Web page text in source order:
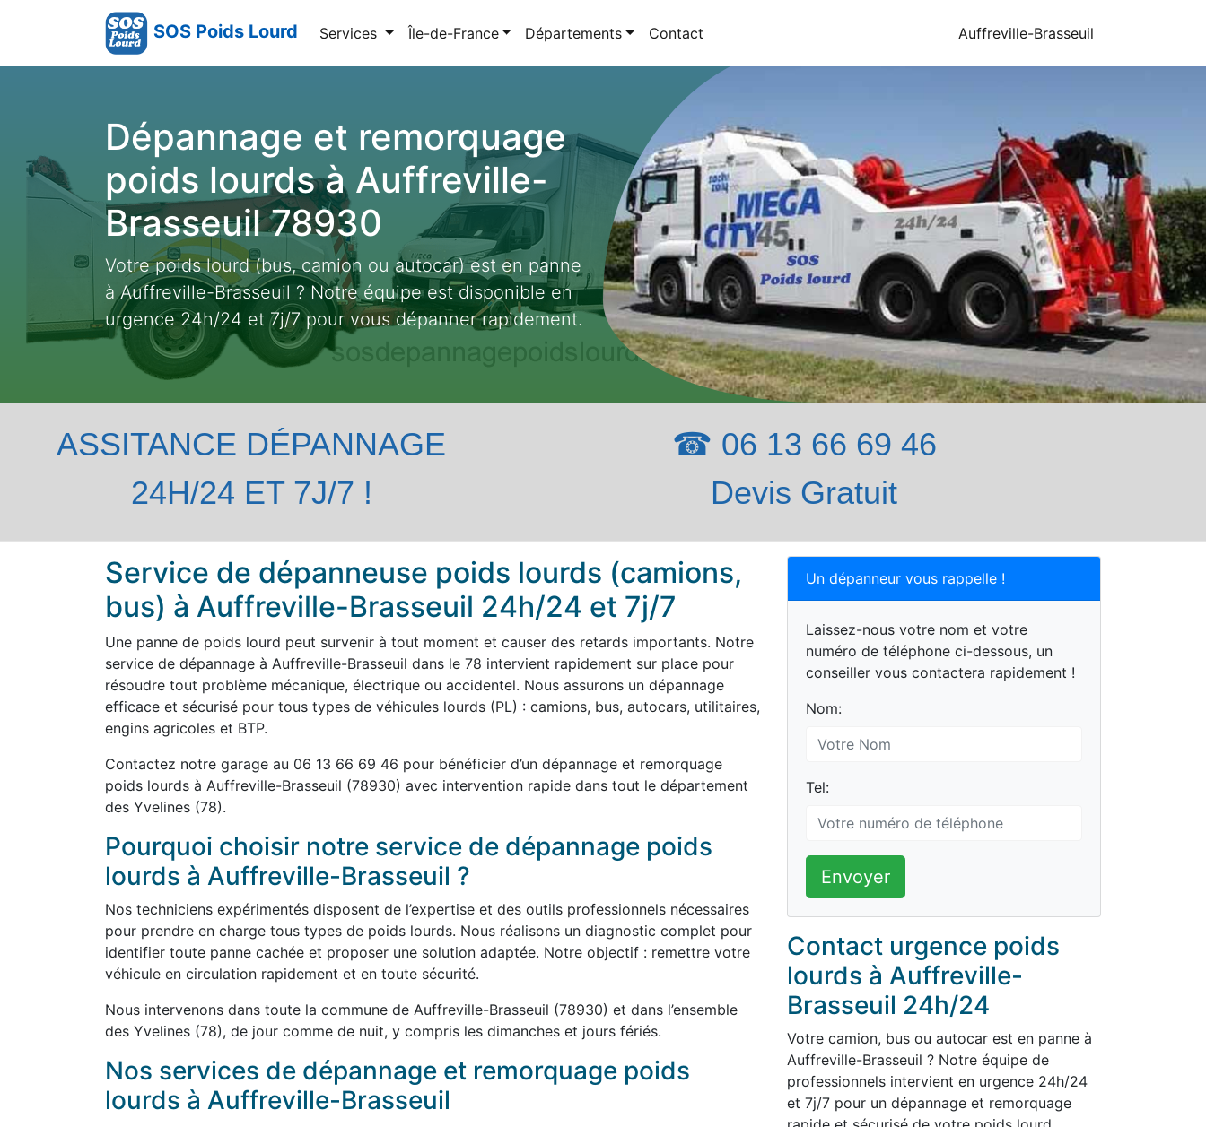
SOS Poids Lourd Services Île-de-France Départements Contact Auffreville-Brasseuil
Dépannage et remorquage
poids lourds à Auffreville-
Brasseuil 78930
Votre poids lourd (bus, camion ou autocar) est en panne
à Auffreville-Brasseuil ? Notre équipe est disponible en
urgence 24h/24 et 7j/7 pour vous dépanner rapidement.
ASSITANCE DÉPANNAGE
24H/24 ET 7J/7 !
☎ 06 13 66 69 46
Devis Gratuit
Service de dépanneuse poids lourds (camions,
bus) à Auffreville-Brasseuil 24h/24 et 7j/7
Une panne de poids lourd peut survenir à tout moment et causer des retards importants. Notre
service de dépannage à Auffreville-Brasseuil dans le 78 intervient rapidement sur place pour
résoudre tout problème mécanique, électrique ou accidentel. Nous assurons un dépannage
efficace et sécurisé pour tous types de véhicules lourds (PL) : camions, bus, autocars, utilitaires,
engins agricoles et BTP.
Contactez notre garage au 06 13 66 69 46 pour bénéficier d’un dépannage et remorquage
poids lourds à Auffreville-Brasseuil (78930) avec intervention rapide dans tout le département
des Yvelines (78).
Pourquoi choisir notre service de dépannage poids
lourds à Auffreville-Brasseuil ?
Nos techniciens expérimentés disposent de l’expertise et des outils professionnels nécessaires
pour prendre en charge tous types de poids lourds. Nous réalisons un diagnostic complet pour
identifier toute panne cachée et proposer une solution adaptée. Notre objectif : remettre votre
véhicule en circulation rapidement et en toute sécurité.
Nous intervenons dans toute la commune de Auffreville-Brasseuil (78930) et dans l’ensemble
des Yvelines (78), de jour comme de nuit, y compris les dimanches et jours fériés.
Nos services de dépannage et remorquage poids
lourds à Auffreville-Brasseuil
Un dépanneur vous rappelle !
Laissez-nous votre nom et votre
numéro de téléphone ci-dessous, un
conseiller vous contactera rapidement !
Nom:
Tel:
Envoyer
Contact urgence poids
lourds à Auffreville-
Brasseuil 24h/24
Votre camion, bus ou autocar est en panne à
Auffreville-Brasseuil ? Notre équipe de
professionnels intervient en urgence 24h/24
et 7j/7 pour un dépannage et remorquage